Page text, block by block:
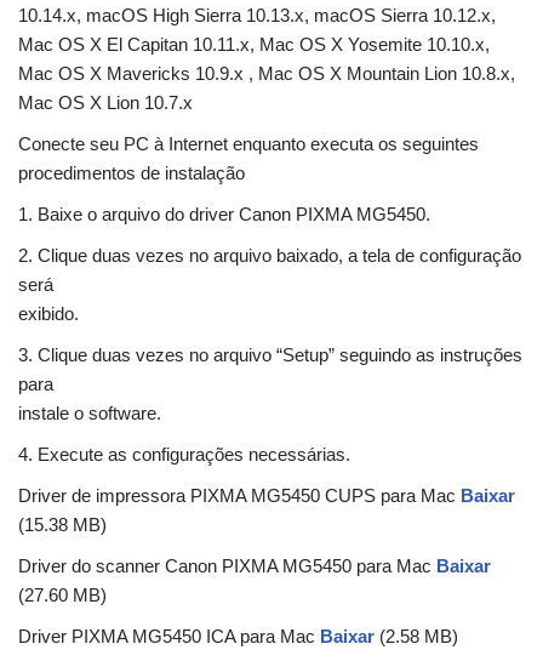
10.14.x, macOS High Sierra 10.13.x, macOS Sierra 10.12.x,
Mac OS X El Capitan 10.11.x, Mac OS X Yosemite 10.10.x,
Mac OS X Mavericks 10.9.x , Mac OS X Mountain Lion 10.8.x,
Mac OS X Lion 10.7.x
Conecte seu PC à Internet enquanto executa os seguintes
procedimentos de instalação
1. Baixe o arquivo do driver Canon PIXMA MG5450.
2. Clique duas vezes no arquivo baixado, a tela de configuração
será
exibido.
3. Clique duas vezes no arquivo “Setup” seguindo as instruções
para
instale o software.
4. Execute as configurações necessárias.
Driver de impressora PIXMA MG5450 CUPS para Mac Baixar
(15.38 MB)
Driver do scanner Canon PIXMA MG5450 para Mac Baixar
(27.60 MB)
Driver PIXMA MG5450 ICA para Mac Baixar (2.58 MB)